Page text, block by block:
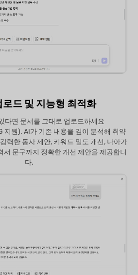
로드 및 지능형 최적화
다면 문서를 그대로 업로드하세요
원). AI가 기존 내용을 깊이 분석해 취약
력한 동사 제안, 키워드 밀도 개선, 나아가
서 문구까지 정확한 개선 제안을 제공합니
다.